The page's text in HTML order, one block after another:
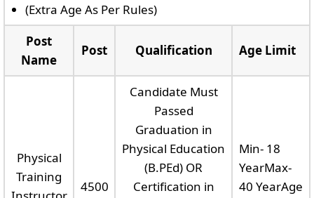
(Extra Age As Per Rules)
Post
Name
Post Qualification Age Limit
Physical
Training
4500
Candidate Must
Passed
Graduation in
Physical Education
(B.PEd) OR
Certification in
Min- 18
YearMax-
40 YearAge